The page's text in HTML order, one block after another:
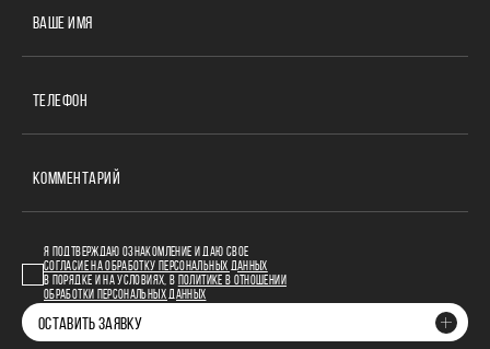
ВАШЕ ИМЯ
ТЕЛЕФОН
КОММЕНТАРИЙ
Я ПОДТВЕРЖДАЮ ОЗНАКОМЛЕНИЕ И ДАЮ СВОЕ
СОГЛАСИЕ НА ОБРАБОТКУ ПЕРСОНАЛЬНЫХ ДАННЫХ
В ПОРЯДКЕ И НА УСЛОВИЯХ, В
ПОЛИТИКЕ В ОТНОШЕНИИ
ОБРАБОТКИ ПЕРСОНАЛЬНЫХ ДАННЫХ
ОСТАВИТЬ ЗАЯВКУ